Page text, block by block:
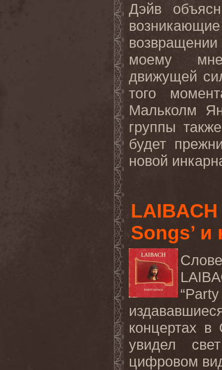
Дэйв
моему
движущей
того
Мальколм
группы
будет
новой
Songs’
“Party
концертах
увидел
цифровом